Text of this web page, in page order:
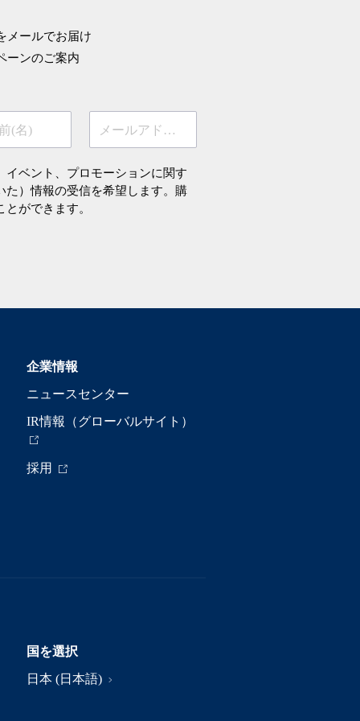
メールでお届け
ーンのご案内
(名) メールアドレス
イベント、プロモーションに関す
た）情報の受信を希望します。購
ができます。
企業情報
ニュースセンター
IR情報（グローバルサイト）
採用
国を選択
日本 (日本語)